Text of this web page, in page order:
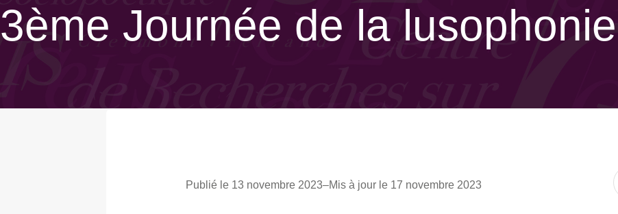
3ème Journée de la lusophonie
Publié le 13 novembre 2023–Mis à jour le 17 novembre 2023